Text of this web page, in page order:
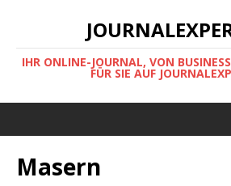
IHR ONLINE-JOURNAL, VON
FÜR SIE AUF
Masern